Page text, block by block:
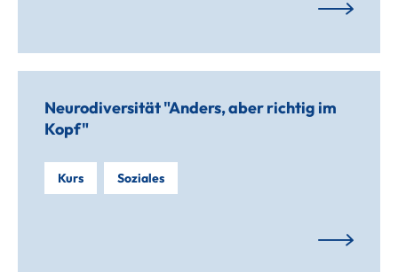
Neurodiversität "Anders, aber richtig im
Kopf"
Kurs Soziales